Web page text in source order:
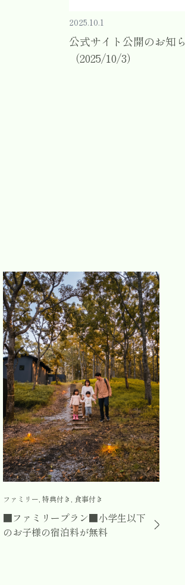
2025.10.1
公式サイト公開のお知
（2025/10/3）
ファミリー, 特典付き, 食事付き
■ファミリープラン■小学生以下
のお子様の宿泊料が無料